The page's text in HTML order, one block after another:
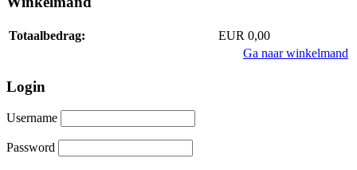
Totaalbedrag:
EUR 0,00
Ga naar winkelmand
Login
Username
Password